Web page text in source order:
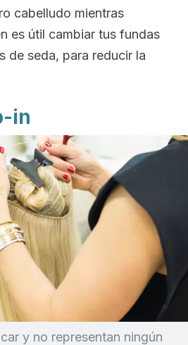
cabelludo mientras
es útil cambiar tus fundas
de seda, para reducir la
in
y no representan ningún